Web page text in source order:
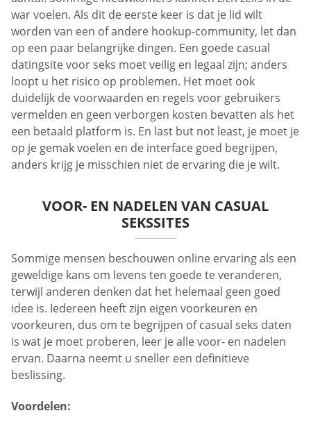
war voelen. Als dit de eerste keer is dat je lid wilt
worden van een of andere hookup-community, let dan
op een paar belangrijke dingen. Een goede casual
datingsite voor seks moet veilig en legaal zijn; anders
loopt u het risico op problemen. Het moet ook
duidelijk de voorwaarden en regels voor gebruikers
vermelden en geen verborgen kosten bevatten als het
een betaald platform is. En last but not least, je moet je
op je gemak voelen en de interface goed begrijpen,
anders krijg je misschien niet de ervaring die je wilt.
VOOR- EN NADELEN VAN CASUAL
SEKSSITES
Sommige mensen beschouwen online ervaring als een
geweldige kans om levens ten goede te veranderen,
terwijl anderen denken dat het helemaal geen goed
idee is. Iedereen heeft zijn eigen voorkeuren en
voorkeuren, dus om te begrijpen of casual seks daten
is wat je moet proberen, leer je alle voor- en nadelen
ervan. Daarna neemt u sneller een definitieve
beslissing.
Voordelen: